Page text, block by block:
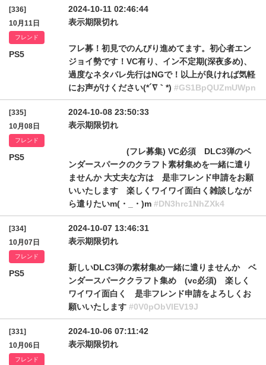
[336]
10月11日
フレンド
PS5
2024-10-11 02:46:44
表示期限切れ
フレ募！初見でのんびり進めてます。初心者エン
ジョイ勢です！VC有り、イン不定期(深夜多め)、
過度なネタバレ先行はNGで！以上が良ければ気軽
にお声がけください(*´∇｀*) #GS1BpQUZmUWpn
[335]
10月08日
フレンド
PS5
2024-10-08 23:50:33
表示期限切れ
(フレ募集) VC必須 DLC3弾のベ
ンダースパークのクラフト素材集めを一緒に遣り
ませんか 大丈夫な方は 是非フレンド申請をお願
いいたします 楽しくワイワイ面白く雑談しなが
ら遣りたいm(・_・)m #DN3hrc1NhZXk4
[334]
10月07日
フレンド
PS5
2024-10-07 13:46:31
表示期限切れ
新しいDLC3弾の素材集め一緒に遣りませんか ベ
ンダースパーククラフト集め (vc必須) 楽しく
ワイワイ面白く 是非フレンド申請をよろしくお
願いいたします #0V0pObVlEV19J
[331]
10月06日
フレンド
2024-10-06 07:11:42
表示期限切れ